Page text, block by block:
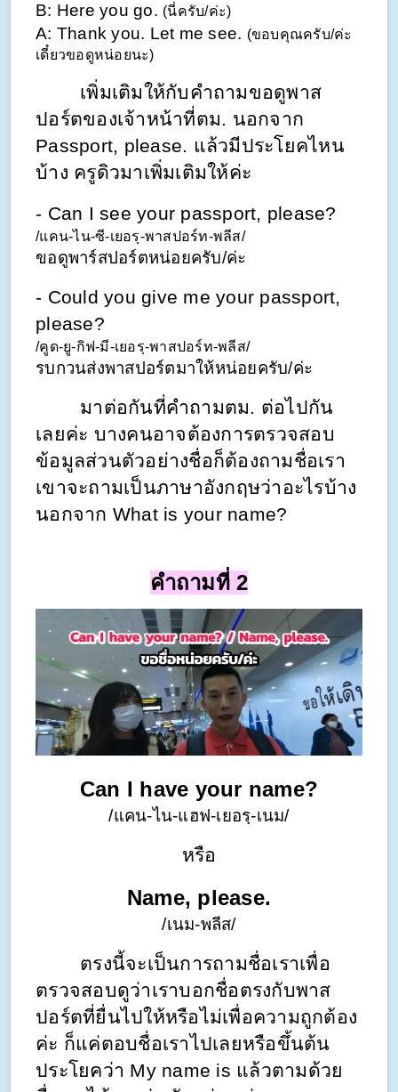
B: Here you go. (นี่ครับ/ค่ะ)
A: Thank you. Let me see. (ขอบคุณครับ/ค่ะ
เดี๋ยวขอดูหน่อยนะ)
เพิ่มเติมให้กับคำถามขอดูพาส
ปอร์ตของเจ้าหน้าที่ตม. นอกจาก
Passport, please. แล้วมีประโยคไหน
บ้าง ครูดิวมาเพิ่มเติมให้ค่ะ
- Can I see your passport, please?
/แคน-ไน-ซี-เยอรฺ-พาสปอร์ท-พลีส/
ขอดูพาร์สปอร์ตหน่อยครับ/ค่ะ
- Could you give me your passport,
please?
/คูด-ยู-กิฟ-มี-เยอรฺ-พาสปอร์ท-พลีส/
รบกวนส่งพาสปอร์ตมาให้หน่อยครับ/ค่ะ
มาต่อกันที่คำถามตม. ต่อไปกัน
เลยค่ะ บางคนอาจต้องการตรวจสอบ
ข้อมูลส่วนตัวอย่างชื่อก็ต้องถามชื่อเรา
เขาจะถามเป็นภาษาอังกฤษว่าอะไรบ้าง
นอกจาก What is your name?
คำถามที่ 2
Can I have your name?
/แคน-ไน-แฮฟ-เยอรฺ-เนม/
หรือ
Name, please.
/เนม-พลีส/
ตรงนี้จะเป็นการถามชื่อเราเพื่อ
ตรวจสอบดูว่าเราบอกชื่อตรงกับพาส
ปอร์ตที่ยื่นไปให้หรือไม่เพื่อความถูกต้อง
ค่ะ ก็แค่ตอบชื่อเราไปเลยหรือขึ้นต้น
ประโยคว่า My name is แล้วตามด้วย